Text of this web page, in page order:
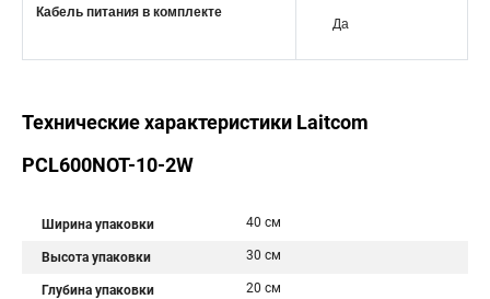
Кабель питания в комплекте
Да
Технические характеристики Laitcom
PCL600NOT-10-2W
Ширина упаковки 40 см
Высота упаковки 30 см
Глубина упаковки 20 см